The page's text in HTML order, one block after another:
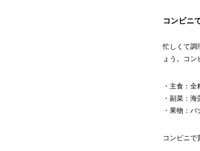
コンビニ
忙しくて調
ょう。コ
主食：全
副菜：海
果物：バ
コンビニで